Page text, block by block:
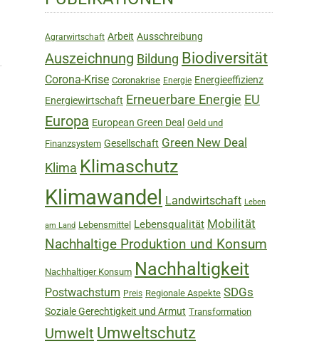
Sidebar
Agrarwirtschaft Arbeit Ausschreibung
Auszeichnung Bildung Biodiversität
Corona-Krise Coronakrise Energie Energieeffizienz
Energiewirtschaft Erneuerbare Energie EU
Europa European Green Deal Geld und
Finanzsystem Gesellschaft Green New Deal
Klima Klimaschutz
Klimawandel Landwirtschaft Leben
am Land Lebensmittel Lebensqualität Mobilität
Nachhaltige Produktion und Konsum
Nachhaltiger Konsum Nachhaltigkeit
Postwachstum Preis Regionale Aspekte SDGs
Soziale Gerechtigkeit und Armut Transformation
Umwelt Umweltschutz